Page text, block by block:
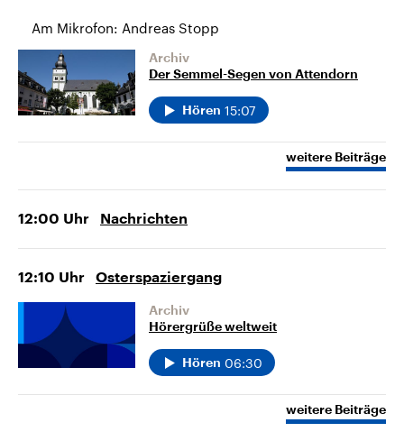
Am Mikrofon: Andreas Stopp
Archiv
Der Semmel-Segen von Attendorn
Hören 15:07
weitere Beiträge
12:00 Uhr Nachrichten
12:10 Uhr Osterspaziergang
Archiv
Hörergrüße weltweit
Hören 06:30
weitere Beiträge